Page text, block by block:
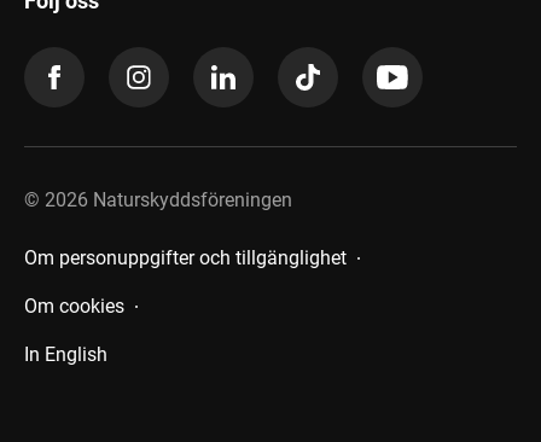
© 2026 Naturskyddsföreningen
Om personuppgifter och tillgänglighet
Om cookies
In English